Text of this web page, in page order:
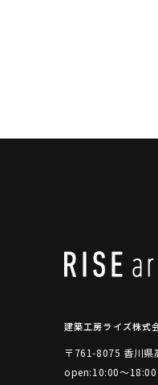
建築工房ライズ株式
〒761-8075 香川県
open:10:00～18:00